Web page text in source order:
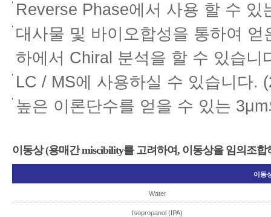
Reverse Phase에서 사용 할 수 있
대사물 및 바이오합성을 통하여
하에서 Chiral 분석을 할 수 있습니
LC / MS에 사용하실 수 있습니다.
높은 이론단수를 얻을 수 있는
이동상 (용매간 miscibility를 고려하여, 이동상을 임의조
이동
Water
Isopropanol (IPA)